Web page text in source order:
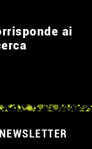
ai
NEWSLETTER